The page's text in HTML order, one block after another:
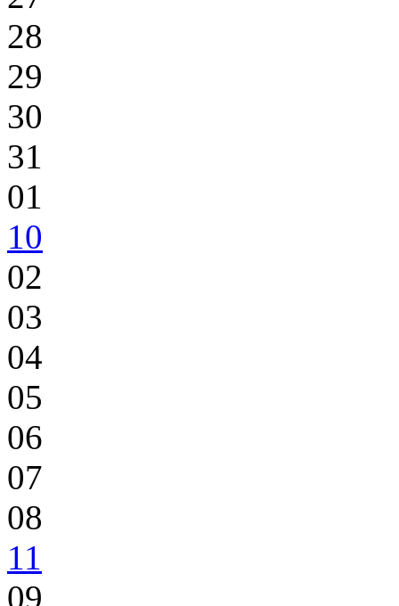
28
29
30
31
01
10
02
03
04
05
06
07
08
11
09